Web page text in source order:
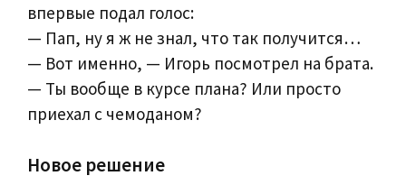
впервые подал голос:
— Пап, ну я ж не знал, что так получится…
— Вот именно, — Игорь посмотрел на брата.
— Ты вообще в курсе плана? Или просто
приехал с чемоданом?
Новое решение